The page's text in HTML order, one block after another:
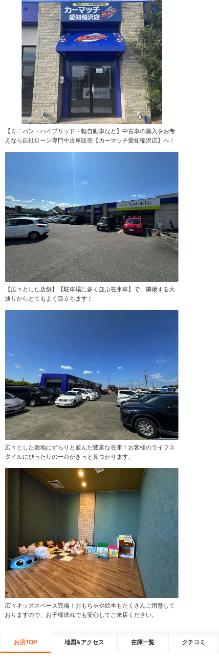
【ミニバン・ハイブリッド・軽自動車など】中古車の購入をお考
えなら自社ローン専門中古車販売【カーマッチ愛知稲沢店】へ！
【広々とした店舗】【駐車場に多く並ぶ在庫車】で、隣接する大
通りからとてもよく目立ちます！
広々とした敷地にずらりと並んだ豊富な在庫！お客様のライフス
タイルにぴったりの一台がきっと見つかります。
広々キッズスペース完備！おもちゃや絵本もたくさんご用意して
おりますので、お子様連れでも安心してご来店ください。
お店TOP 地図&アクセス 在庫一覧 クチコミ